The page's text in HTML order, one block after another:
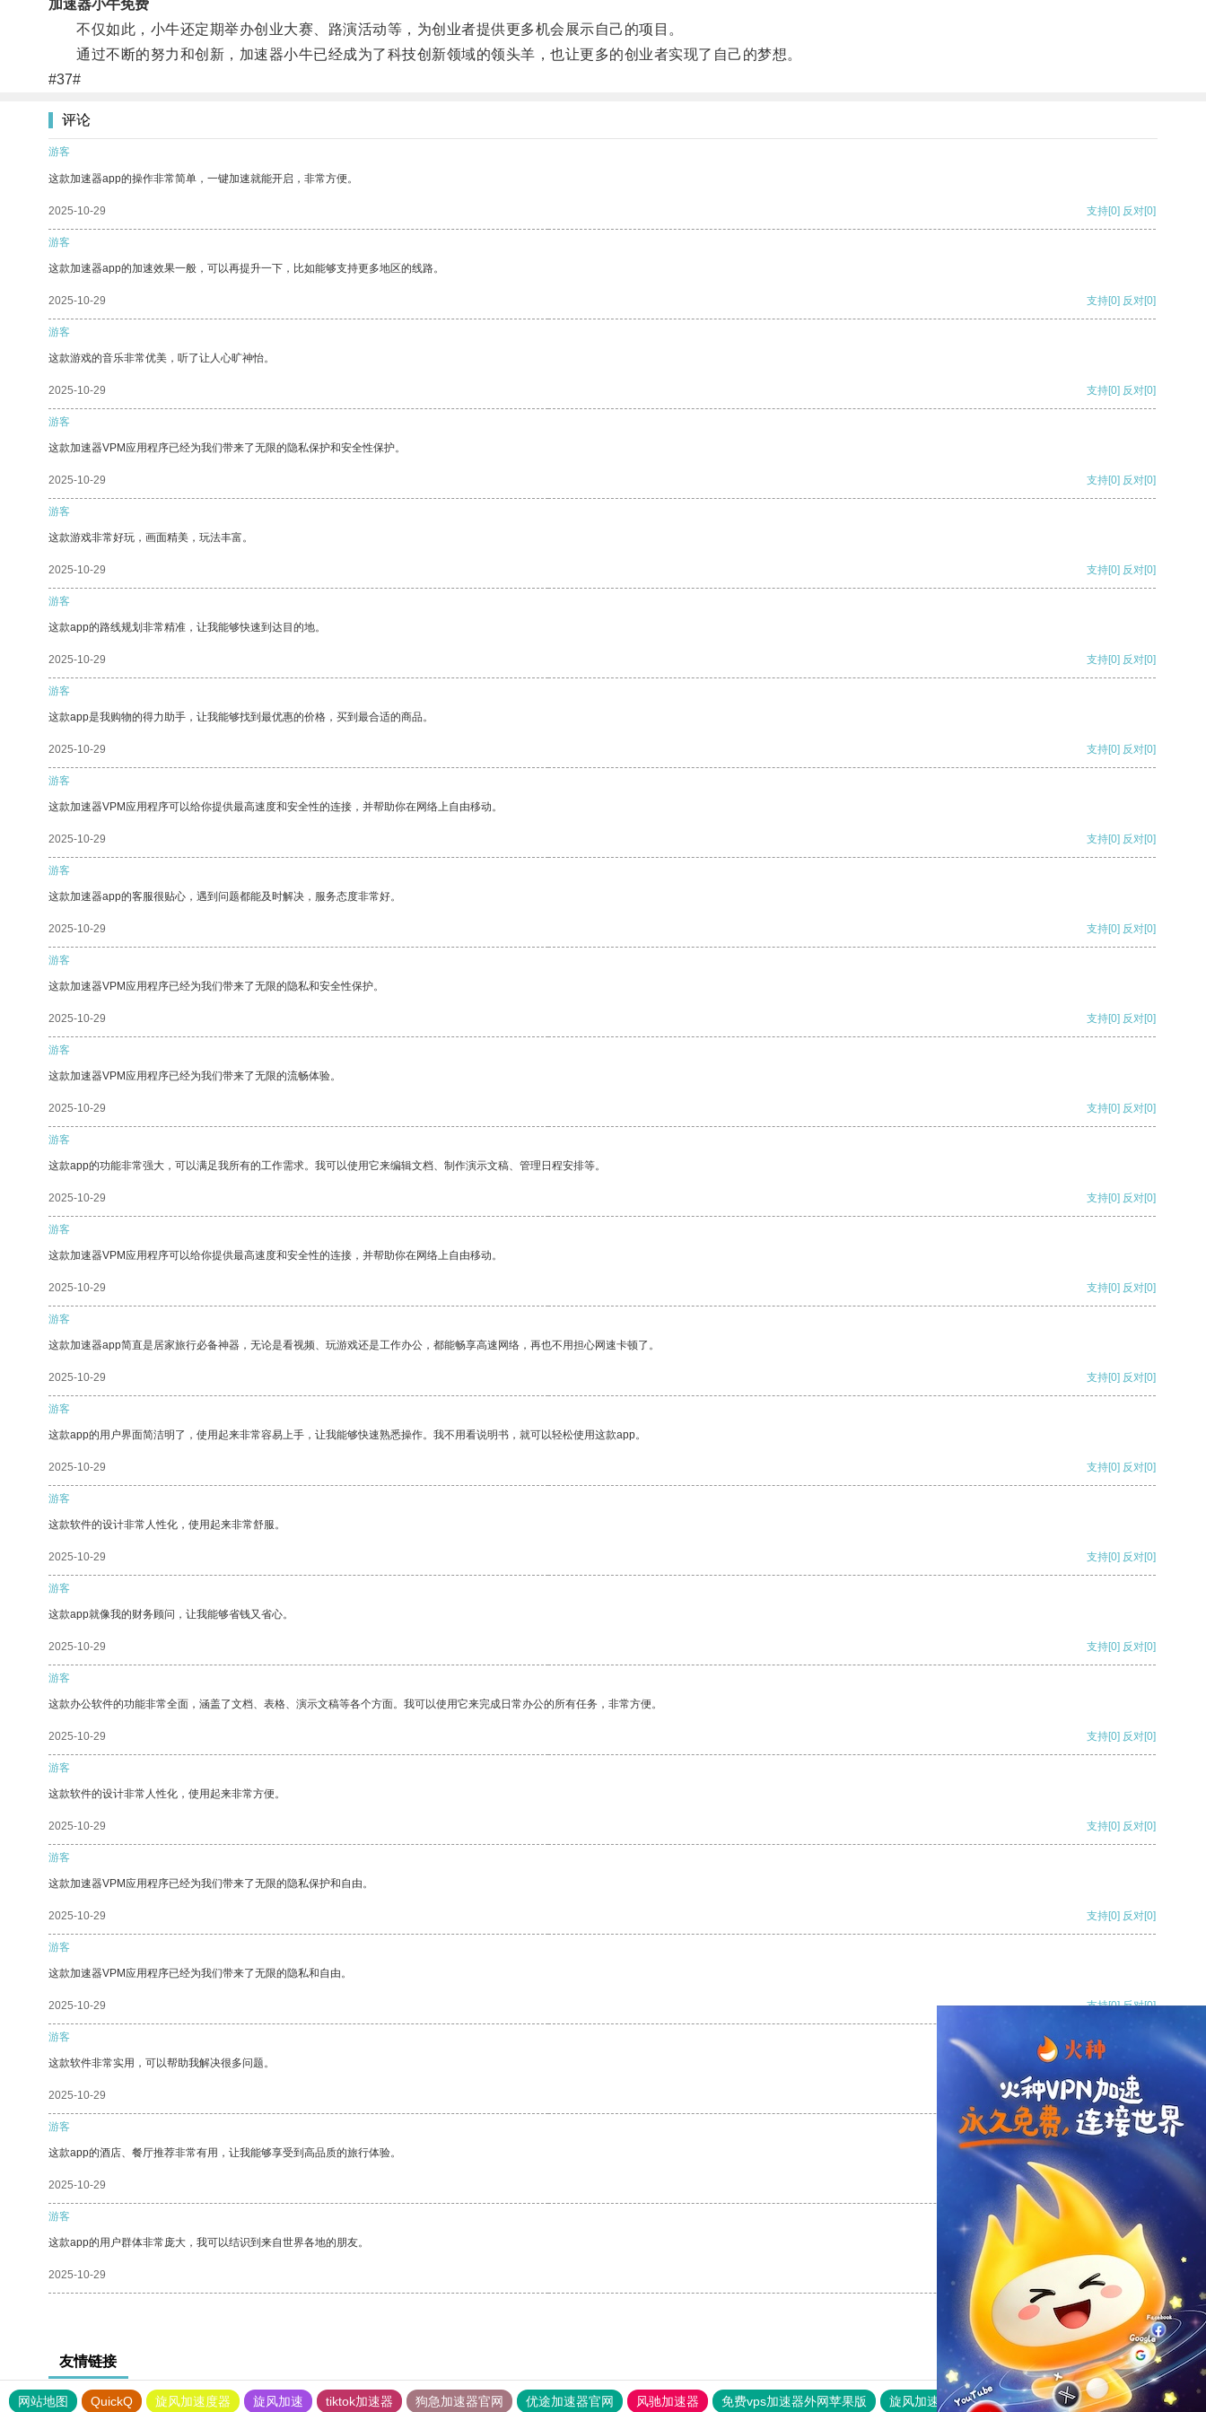
加速器小牛免费
不仅如此，小牛还定期举办创业大赛、路演活动等，为创业者提供更多机会展示自己的项目。
通过不断的努力和创新，加速器小牛已经成为了科技创新领域的领头羊，也让更多的创业者实现了自己的梦想。
#37#
评论
游客
这款加速器app的操作非常简单，一键加速就能开启，非常方便。
2025-10-29 支持[0] 反对[0]
游客
这款加速器app的加速效果一般，可以再提升一下，比如能够支持更多地区的线路。
2025-10-29 支持[0] 反对[0]
游客
这款游戏的音乐非常优美，听了让人心旷神怡。
2025-10-29 支持[0] 反对[0]
游客
这款加速器VPM应用程序已经为我们带来了无限的隐私保护和安全性保护。
2025-10-29 支持[0] 反对[0]
游客
这款游戏非常好玩，画面精美，玩法丰富。
2025-10-29 支持[0] 反对[0]
游客
这款app的路线规划非常精准，让我能够快速到达目的地。
2025-10-29 支持[0] 反对[0]
游客
这款app是我购物的得力助手，让我能够找到最优惠的价格，买到最合适的商品。
2025-10-29 支持[0] 反对[0]
游客
这款加速器VPM应用程序可以给你提供最高速度和安全性的连接，并帮助你在网络上自由移动。
2025-10-29 支持[0] 反对[0]
游客
这款加速器app的客服很贴心，遇到问题都能及时解决，服务态度非常好。
2025-10-29 支持[0] 反对[0]
游客
这款加速器VPM应用程序已经为我们带来了无限的隐私和安全性保护。
2025-10-29 支持[0] 反对[0]
游客
这款加速器VPM应用程序已经为我们带来了无限的流畅体验。
2025-10-29 支持[0] 反对[0]
游客
这款app的功能非常强大，可以满足我所有的工作需求。我可以使用它来编辑文档、制作演示文稿、管理日程安排等。
2025-10-29 支持[0] 反对[0]
游客
这款加速器VPM应用程序可以给你提供最高速度和安全性的连接，并帮助你在网络上自由移动。
2025-10-29 支持[0] 反对[0]
游客
这款加速器app简直是居家旅行必备神器，无论是看视频、玩游戏还是工作办公，都能畅享高速网络，再也不用担心网速卡顿了。
2025-10-29 支持[0] 反对[0]
游客
这款app的用户界面简洁明了，使用起来非常容易上手，让我能够快速熟悉操作。我不用看说明书，就可以轻松使用这款app。
2025-10-29 支持[0] 反对[0]
游客
这款软件的设计非常人性化，使用起来非常舒服。
2025-10-29 支持[0] 反对[0]
游客
这款app就像我的财务顾问，让我能够省钱又省心。
2025-10-29 支持[0] 反对[0]
游客
这款办公软件的功能非常全面，涵盖了文档、表格、演示文稿等各个方面。我可以使用它来完成日常办公的所有任务，非常方便。
2025-10-29 支持[0] 反对[0]
游客
这款软件的设计非常人性化，使用起来非常方便。
2025-10-29 支持[0] 反对[0]
游客
这款加速器VPM应用程序已经为我们带来了无限的隐私保护和自由。
2025-10-29 支持[0] 反对[0]
游客
这款加速器VPM应用程序已经为我们带来了无限的隐私和自由。
2025-10-29 支持[0] 反对[0]
游客
这款软件非常实用，可以帮助我解决很多问题。
2025-10-29 支持[0] 反对
游客
这款app的酒店、餐厅推荐非常有用，让我能够享受到高品质的旅行体验。
2025-10-29 支持
游客
这款app的用户群体非常庞大，我可以结识到来自世界各地的朋友。
2025-10-29 支持 反对 [0]
友情链接
网站地图 QuickQ 旋风加速度器 旋风加速 tiktok加速器 狗急加速器官网 优途加速器官网 风驰加速器 免费vps加速器外网苹果版 旋风加速度器 快连加速器 原子加速器